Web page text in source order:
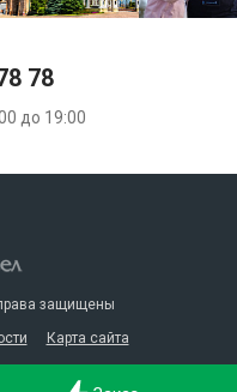
78
до 19:00
защищены
Карта сайта